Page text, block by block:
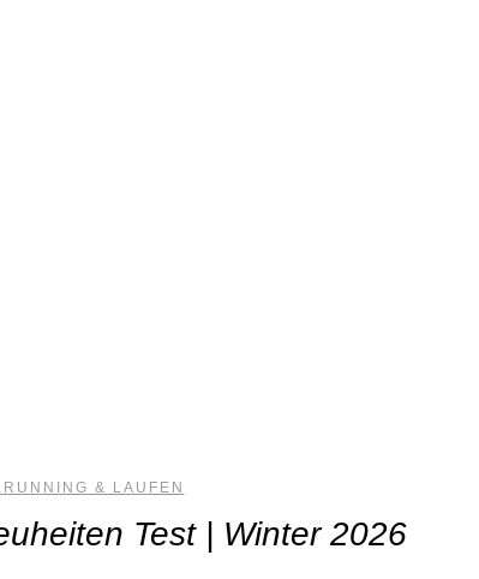
& LAUFEN
Test | Winter 2026